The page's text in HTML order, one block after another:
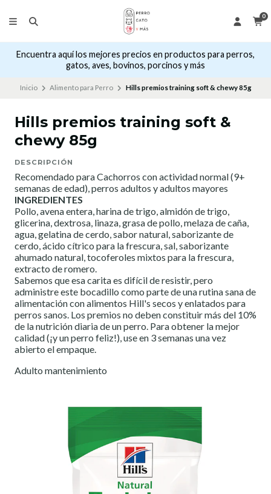
0
Encuentra aquí los mejores precios en productos para perros,
gatos, aves, bovinos, porcinos y más
Inicio Alimento para Perro Hills premios training soft & chewy 85g
Hills premios training soft &
chewy 85g
DESCRIPCIÓN
Recomendado para Cachorros con actividad normal (9+
semanas de edad), perros adultos y adultos mayores
INGREDIENTES
Pollo, avena entera, harina de trigo, almidón de trigo,
glicerina, dextrosa, linaza, grasa de pollo, melaza de caña,
agua, gelatina de cerdo, sabor natural, saborizante de
cerdo, ácido cítrico para la frescura, sal, saborizante
ahumado natural, tocoferoles mixtos para la frescura,
extracto de romero.
Sabemos que esa carita es difícil de resistir, pero
administre este bocadillo como parte de una rutina sana de
alimentación con alimentos Hill's secos y enlatados para
perros sanos. Los premios no deben constituir más del 10%
de la nutrición diaria de un perro. Para obtener la mejor
calidad (¡y un perro feliz!), use en 3 semanas una vez
abierto el empaque.
Adulto mantenimiento